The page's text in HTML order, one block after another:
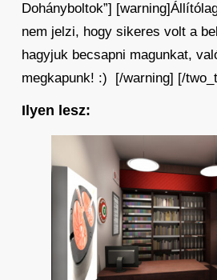
Dohányboltok”]
nem jelzi, hogy sikeres volt a
hagyjuk becsapni magunkat,
megkapunk! :) [/warning] [/
Ilyen lesz: